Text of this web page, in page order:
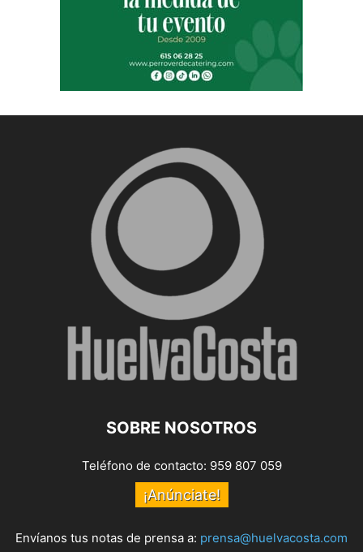
SOBRE NOSOTROS
Teléfono de contacto: 959 807 059
¡Anúnciate!
Envíanos tus notas de prensa a: prensa@huelvacosta.com